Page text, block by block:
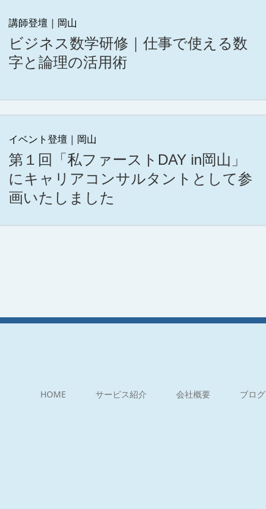
講師登壇｜岡山
ビジネス数学研修｜仕事で使える数
字と論理の活用術
イベント登壇｜岡山
第１回「私ファーストDAY in岡山」
にキャリアコンサルタントとして参
画いたしました
HOME サービス紹介 会社概要 ブログ